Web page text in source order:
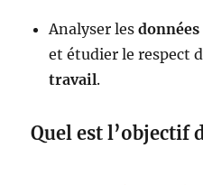
Analyser lesdonnées
et étudier le respect
travail.
Quel est l’objectif